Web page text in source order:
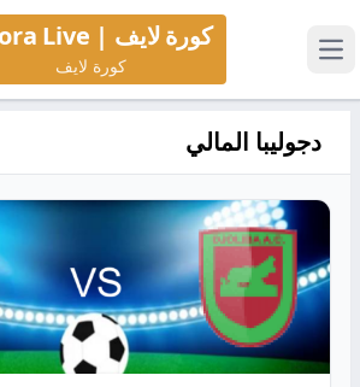
كورة لايف | Koora Live
كورة لايف
دجوليبا المالي